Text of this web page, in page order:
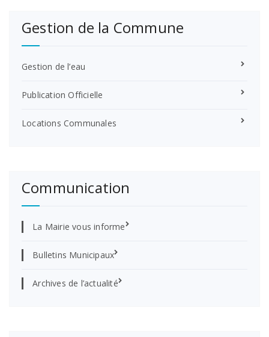
Gestion de la Commune
Gestion de l’eau
Publication Officielle
Locations Communales
Communication
La Mairie vous informe
Bulletins Municipaux
Archives de l’actualité